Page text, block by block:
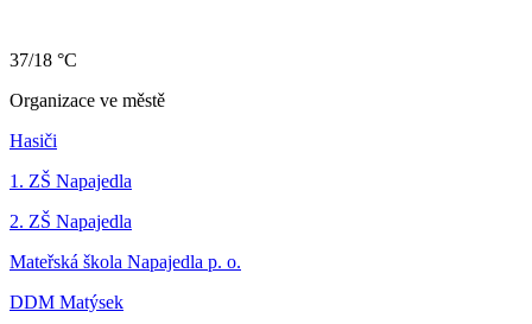
37/18 °C
Organizace ve městě
Hasiči
1. ZŠ Napajedla
2. ZŠ Napajedla
Mateřská škola Napajedla p. o.
DDM Matýsek